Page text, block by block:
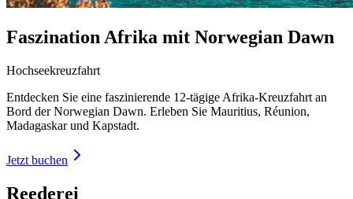
Faszination Afrika mit Norwegian Dawn
Hochseekreuzfahrt
Entdecken Sie eine faszinierende 12-tägige Afrika-Kreuzfahrt an
Bord der Norwegian Dawn. Erleben Sie Mauritius, Réunion,
Madagaskar und Kapstadt.
Jetzt buchen
Reederei